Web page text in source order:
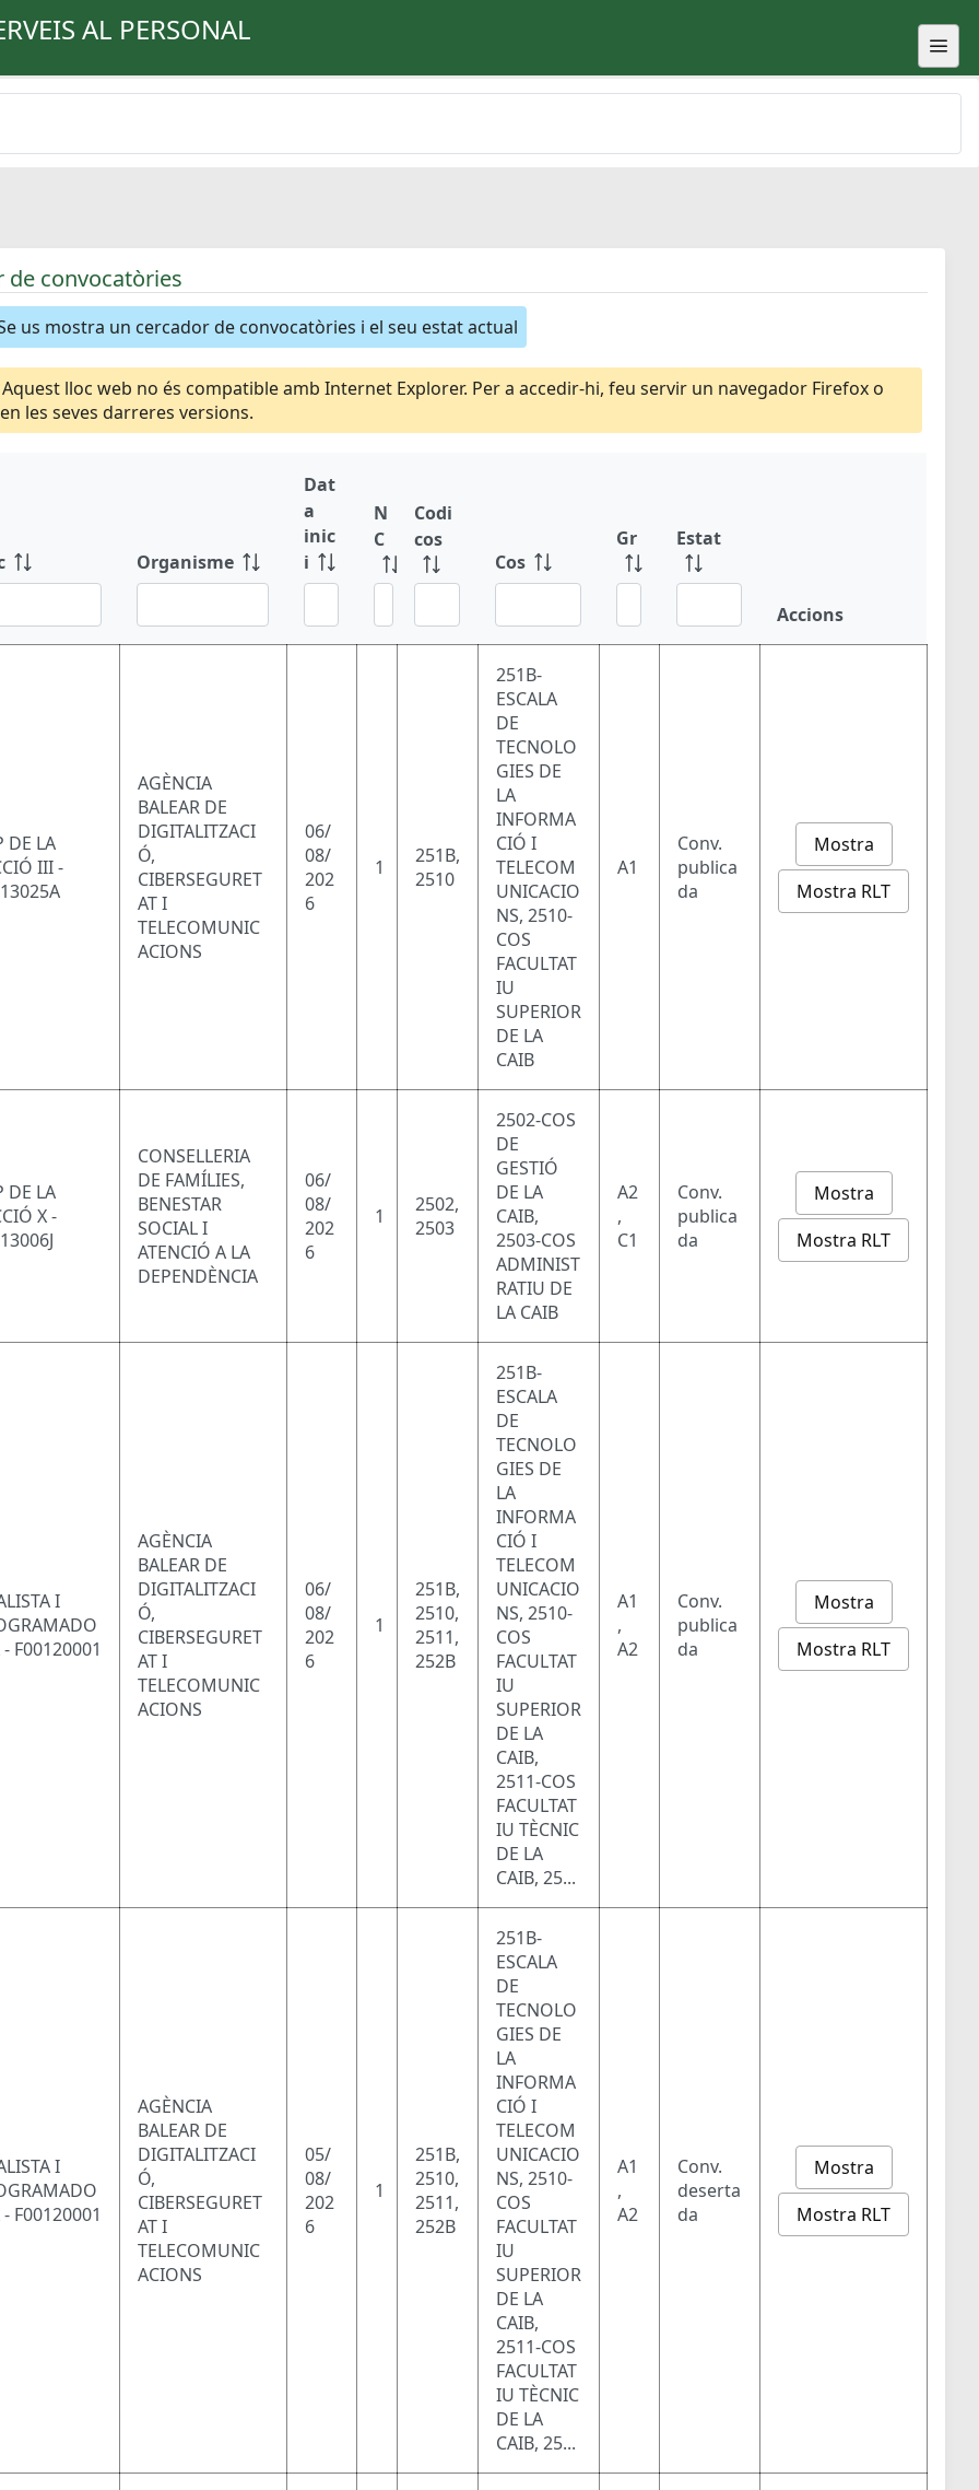
AL PERSONAL
de convocatòries
us mostra un cercador de convocatòries i el seu estat actual
Aquest lloc web no és compatible amb Internet Explorer. Per a accedir-hi, feu servir un navegador Firefox o
les seves darreres versions.
Organisme
Dat
a
inic
i
N
C
Codi
cos
Cos
Gr Estat
Accions
DE LA
III -
AGÈNCIA
BALEAR DE
DIGITALITZACI
Ó,
CIBERSEGURET
AT I
TELECOMUNIC
ACIONS
06/
08/
202
6
1
251B,
2510
251B-
ESCALA
DE
TECNOLO
GIES DE
LA
INFORMA
CIÓ I
TELECOM
UNICACIO
NS, 2510-
COS
FACULTAT
IU
SUPERIOR
DE LA
CAIB
A1
Conv.
publica
da
Mostra
Mostra RLT
DE LA
X -
CONSELLERIA
DE FAMÍLIES,
BENESTAR
SOCIAL I
ATENCIÓ A LA
DEPENDÈNCIA
06/
08/
202
6
1
2502,
2503
2502-COS
DE
GESTIÓ
DE LA
CAIB,
2503-COS
ADMINIST
RATIU DE
LA CAIB
A2
,
C1
Conv.
publica
da
Mostra
Mostra RLT
I
- F00120001
AGÈNCIA
BALEAR DE
DIGITALITZACI
Ó,
CIBERSEGURET
AT I
TELECOMUNIC
ACIONS
06/
08/
202
6
1
251B,
2510,
2511,
252B
251B-
ESCALA
DE
TECNOLO
GIES DE
LA
INFORMA
CIÓ I
TELECOM
UNICACIO
NS, 2510-
COS
FACULTAT
IU
SUPERIOR
DE LA
CAIB,
2511-COS
FACULTAT
IU TÈCNIC
DE LA
CAIB, 25...
A1
,
A2
Conv.
publica
da
Mostra
Mostra RLT
I
- F00120001
AGÈNCIA
BALEAR DE
DIGITALITZACI
Ó,
CIBERSEGURET
AT I
TELECOMUNIC
ACIONS
05/
08/
202
6
1
251B,
2510,
2511,
252B
251B-
ESCALA
DE
TECNOLO
GIES DE
LA
INFORMA
CIÓ I
TELECOM
UNICACIO
NS, 2510-
COS
FACULTAT
IU
SUPERIOR
DE LA
CAIB,
2511-COS
FACULTAT
IU TÈCNIC
DE LA
CAIB, 25...
A1
,
A2
Conv.
deserta
da
Mostra
Mostra RLT